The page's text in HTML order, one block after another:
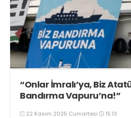
“Onlar İmralı’ya, Biz
Bandırma Vapuru’na!”
22 Kasım 2025 Cumartesi 15:13